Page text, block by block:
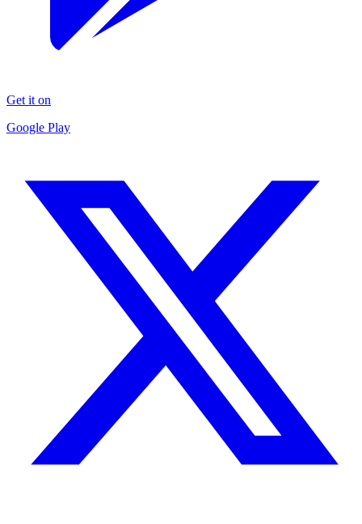
Get it on
Google Play